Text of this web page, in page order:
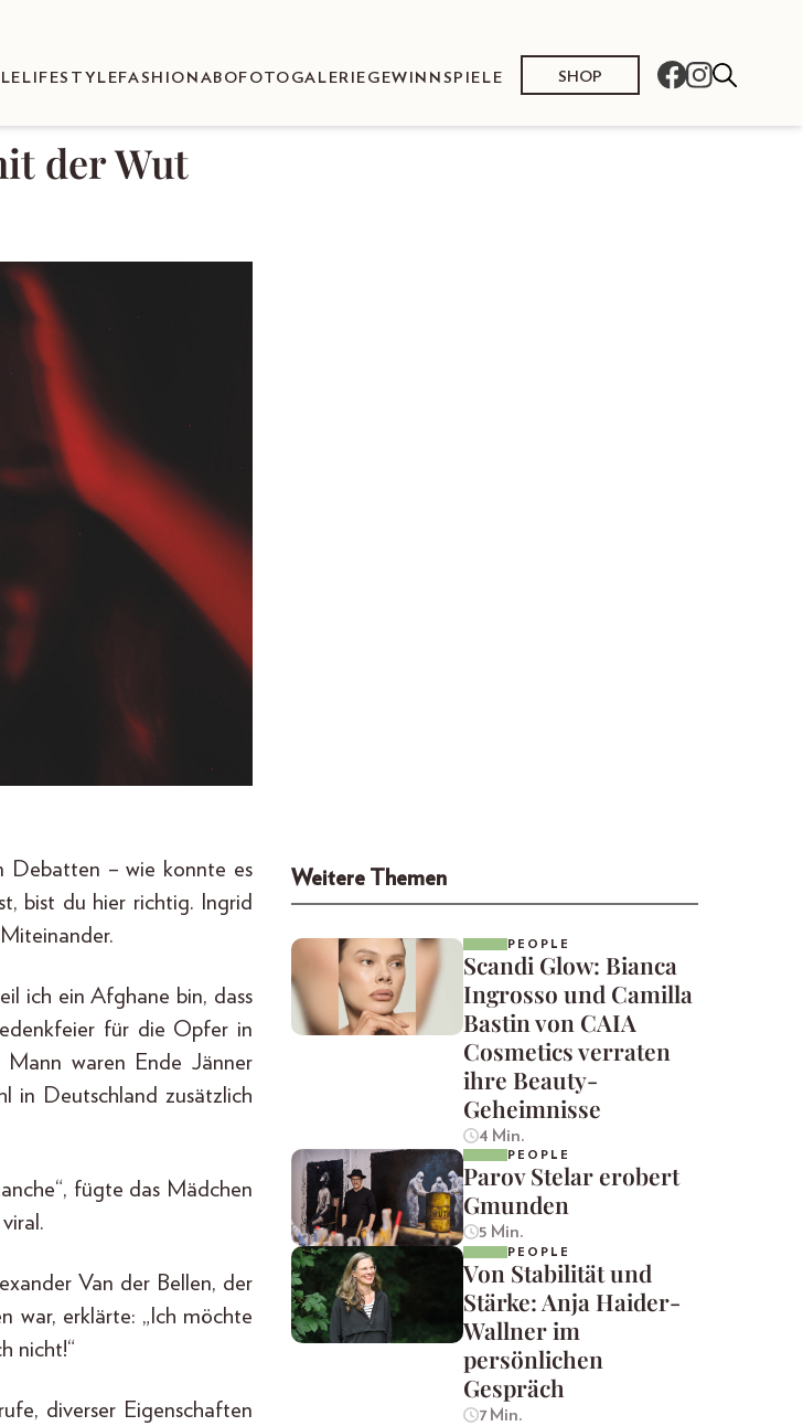
LIFESTYLEFASHION ABOFOTOGALERIE GEWINNSPIELE SHOP
der Wut
Debatten – wie konnte es
bist du hier richtig. Ingrid
ich ein Afghane bin, dass
für die Opfer in
waren Ende Jänner
in Deutschland zusätzlich
fügte das Mädchen
Van der Bellen, der
war, erklärte: „Ich möchte
nicht!“
diverser Eigenschaften
Weitere Themen
PEOPLE
Scandi Glow: Bianca
Ingrosso und Camilla
Bastin von CAIA
Cosmetics verraten
ihre Beauty-
Geheimnisse
4 Min.
PEOPLE
Parov Stelar erobert
Gmunden
5 Min.
PEOPLE
Von Stabilität und
Stärke: Anja Haider-
Wallner im
persönlichen
Gespräch
7 Min.